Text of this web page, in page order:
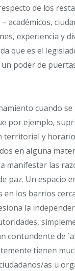
de los
académicos,
experiencia y
que es el
poder de
cuando
por ejemplo,
territorial y
en alguna
manifestar las
paz. Un espacio
en los barrios
la
contundente de
tienen
as u